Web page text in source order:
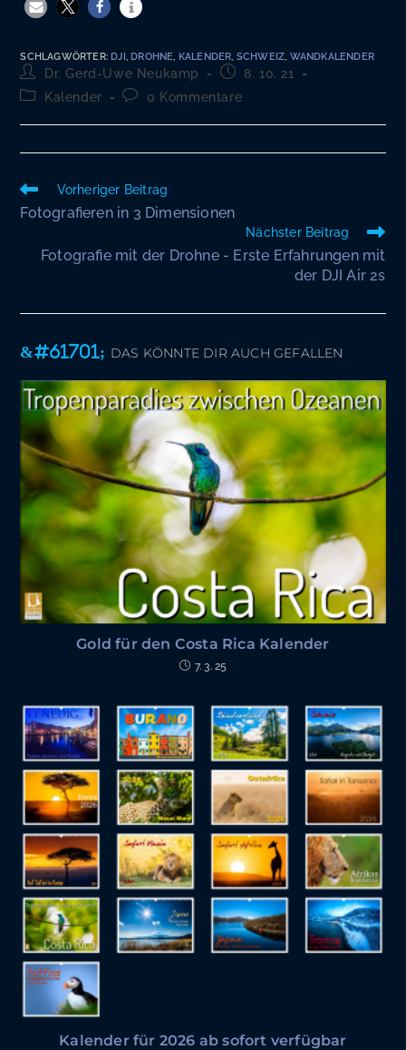
SCHLAGWÖRTER: DJI DROHNE KALENDER SCHWEIZ WANDKALENDER
Beitrags-
Autor:
Dr. Gerd-Uwe Neukamp
Beitrag8. 10. 21
Beitrags-
Kalender
Beitrags-
0 Kommentare
Weitere
Artikel
Vorheriger Beitrag
Fotografieren in 3 Dimensionen
Nächster Beitrag
Fotografie mit der Drohne - Erste Erfahrungen mit
der DJI Air 2s
DAS KÖNNTE DIR AUCH GEFALLEN
Gold für den Costa Rica Kalender
7. 3. 25
Kalender für 2026 ab sofort verfügbar